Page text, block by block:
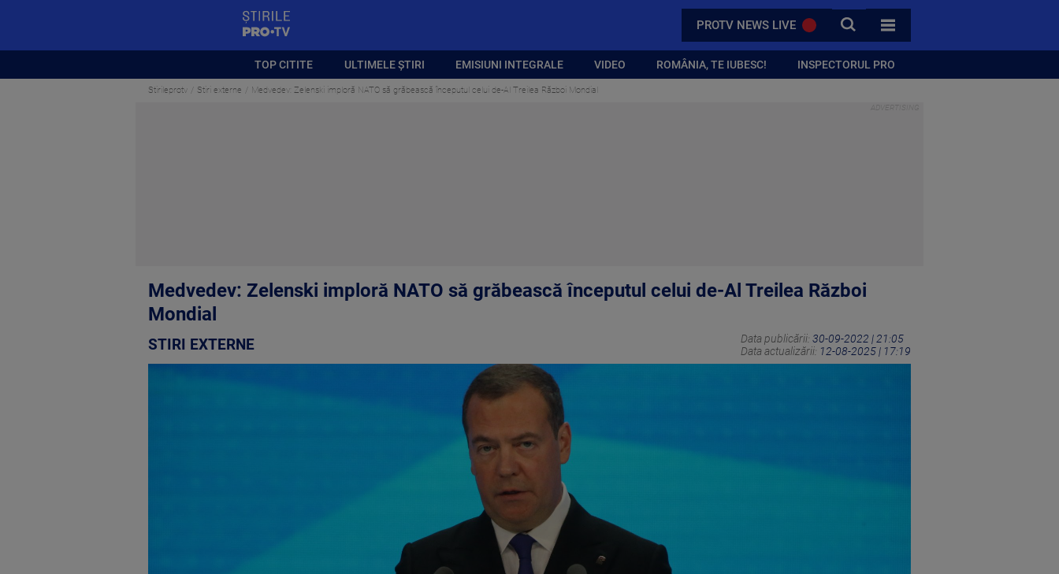
PROTV NEWS LIVE CAUTA
TOATE CATEGORIILE
TOP CITITE ULTIMELE ȘTIRI EMISIUNI INTEGRALE VIDEO ROMÂNIA, TE IUBESC! INSPECTORUL PRO
Stirileprotv Stiri externe Medvedev: Zelenski imploră NATO să grăbească începutul celui de-Al Treilea Război Mondial
Medvedev: Zelenski imploră NATO să grăbească începutul celui de-Al Treilea Război
Mondial
STIRI EXTERNE Data publicării: 30-09-2022 | 21:05
Data actualizării: 12-08-2025 | 17:19